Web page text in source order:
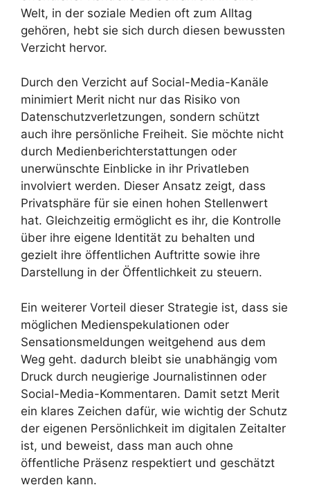
Welt, in der soziale Medien oft zum Alltag
gehören, hebt sie sich durch diesen bewussten
Verzicht hervor.
Durch den Verzicht auf Social-Media-Kanäle
minimiert Merit nicht nur das Risiko von
Datenschutzverletzungen, sondern schützt
auch ihre persönliche Freiheit. Sie möchte nicht
durch Medienberichterstattungen oder
unerwünschte Einblicke in ihr Privatleben
involviert werden. Dieser Ansatz zeigt, dass
Privatsphäre für sie einen hohen Stellenwert
hat. Gleichzeitig ermöglicht es ihr, die Kontrolle
über ihre eigene Identität zu behalten und
gezielt ihre öffentlichen Auftritte sowie ihre
Darstellung in der Öffentlichkeit zu steuern.
Ein weiterer Vorteil dieser Strategie ist, dass sie
möglichen Medienspekulationen oder
Sensationsmeldungen weitgehend aus dem
Weg geht. dadurch bleibt sie unabhängig vom
Druck durch neugierige Journalistinnen oder
Social-Media-Kommentaren. Damit setzt Merit
ein klares Zeichen dafür, wie wichtig der Schutz
der eigenen Persönlichkeit im digitalen Zeitalter
ist, und beweist, dass man auch ohne
öffentliche Präsenz respektiert und geschätzt
werden kann.